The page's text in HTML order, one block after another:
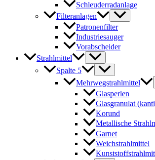
Schleuderradanlage
Filteranlagen
Patronenfilter
Industriesauger
Vorabscheider
Strahlmittel
Spalte 5
Mehrwegstrahlmittel
Glasperlen
Glasgranulat
Korund
Metallische
Garnet
Weichstrahlmittel